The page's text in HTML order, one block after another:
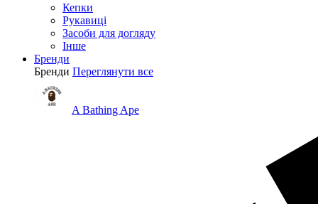
Кепки
Рукавиці
Засоби для догляду
Інше
Бренди
Бренди Переглянути все
A Bathing Ape